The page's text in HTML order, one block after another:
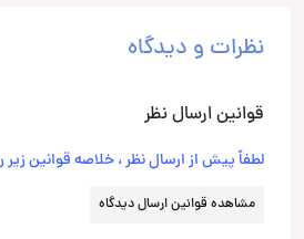
نظرات و دیدگاه
قوانین ارسال نظر
لطفاً پیش از ارسال نظر ، خلاصه قوانین زیر
مشاهده قوانین ارسال دیدگاه